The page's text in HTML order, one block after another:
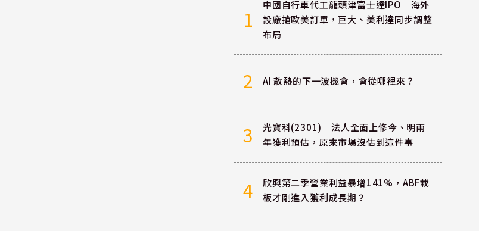
1
中國自行車代工龍頭津富士達IPO 海外
設廠搶歐美訂單，巨大、美利達同步調整
布局
2 AI 散熱的下一波機會，會從哪裡來？
3
光寶科(2301)｜法人全面上修今、明兩
年獲利預估，原來市場沒估到這件事
4
欣興第二季營業利益暴增141%，ABF載
板才剛進入獲利成長期？